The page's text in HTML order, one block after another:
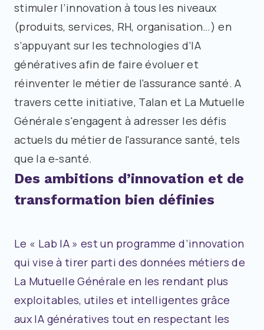
stimuler l’innovation à tous les niveaux
(produits, services, RH, organisation…) en
s’appuyant sur les technologies d’IA
génératives afin de faire évoluer et
réinventer le métier de l’assurance santé. A
travers cette initiative, Talan et La Mutuelle
Générale s'engagent à adresser les défis
actuels du métier de l'assurance santé, tels
que la e-santé.
Des ambitions d’innovation et de
transformation bien définies
Le « Lab IA » est un programme d’innovation
qui vise à tirer parti des données métiers de
La Mutuelle Générale en les rendant plus
exploitables, utiles et intelligentes grâce
aux IA génératives tout en respectant les